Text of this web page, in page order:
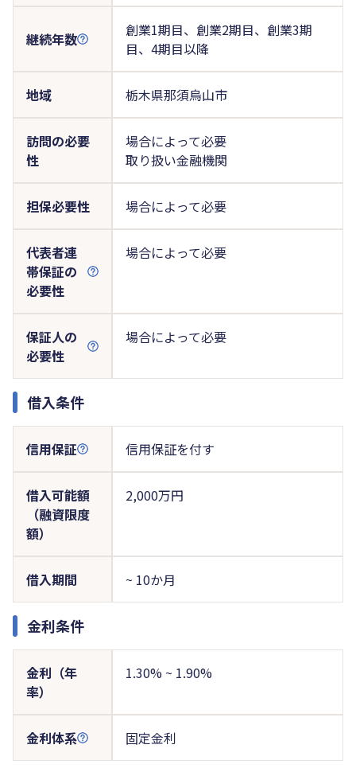
継続年数
創業1期目、創業2期目、創業3期
目、4期目以降
地域 栃木県那須烏山市
訪問の必要
性
場合によって必要
取り扱い金融機関
担保必要性 場合によって必要
代表者連
帯保証の
必要性
場合によって必要
保証人の
必要性
場合によって必要
借入条件
信用保証 信用保証を付す
借入可能額
（融資限度
額）
2,000万円
借入期間 ~ 10か月
金利条件
金利（年
率）
1.30% ~ 1.90%
金利体系 固定金利